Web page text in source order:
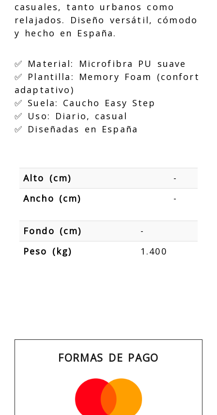
casuales, tanto urbanos como
relajados. Diseño versátil, cómodo
y hecho en España.
✅ Material: Microfibra PU suave
✅ Plantilla: Memory Foam (confort
adaptativo)
✅ Suela: Caucho Easy Step
✅ Uso: Diario, casual
✅ Diseñadas en España
Alto (cm)
-
Ancho (cm)
-
Fondo (cm)
-
Peso (kg)
1.400
FORMAS DE PAGO